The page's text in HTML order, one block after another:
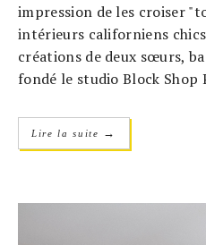
impression de les croiser
intérieurs californiens
créations de deux sœurs,
fondé le studio Block Shop
Lire la suite →